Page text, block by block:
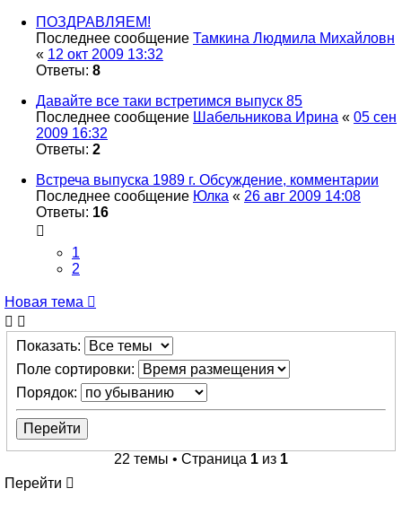
ПОЗДРАВЛЯЕМ!
Последнее сообщение Тамкина Людмила Михайловн
« 12 окт 2009 13:32
Ответы: 8
Давайте все таки встретимся выпуск 85
Последнее сообщение Шабельникова Ирина « 05 сен
2009 16:32
Ответы: 2
Встреча выпуска 1989 г. Обсуждение, комментарии
Последнее сообщение Юлка « 26 авг 2009 14:08
Ответы: 16
1
2
Новая тема
Показать:
Поле сортировки:
Порядок:
22 темы • Страница 1 из 1
Перейти